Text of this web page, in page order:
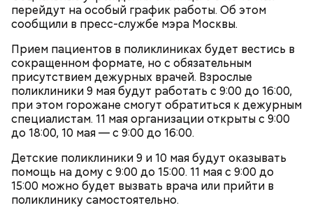
перейдут на особый график работы. Об этом
сообщили в пресс-службе мэра Москвы.
Прием пациентов в поликлиниках будет вестись в
сокращенном формате, но с обязательным
присутствием дежурных врачей. Взрослые
поликлиники 9 мая будут работать с 9:00 до 16:00,
при этом горожане смогут обратиться к дежурным
специалистам. 11 мая организации открыты с 9:00
до 18:00, 10 мая — с 9:00 до 16:00.
Детские поликлиники 9 и 10 мая будут оказывать
помощь на дому с 9:00 до 15:00. 11 мая с 9:00 до
15:00 можно будет вызвать врача или прийти в
поликлинику самостоятельно.
В Первом московском образовательном комплексе
обновили мастерские для дизайнеров одежды. Их
оснастили промышленными швейными машинами,
парогенераторами, раскройными столами и
манекенами. В колледже также открылась
лаборатория для бариста с профессиональными
кофемашинами и инструментами, где уже
занимаются более 500 студентов.
преимущества при трудоустройстве, — отметил
директор Первого московского образовательного
Ситора Даргель, заместитель директора по
событийному маркетингу кинопарка «Москино»: